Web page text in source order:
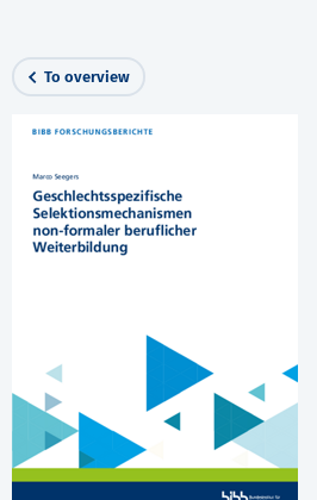
To overview